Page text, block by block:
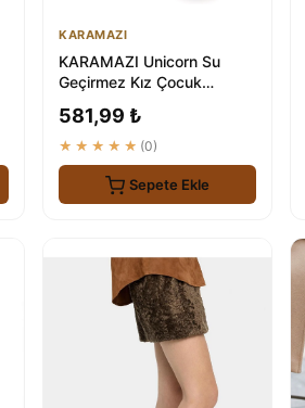
KARAMAZI
KARAMAZI Unicorn Su
Geçirmez Kız Çocuk
581,99 ₺
★★★★★ (0)
Sepete Ekle